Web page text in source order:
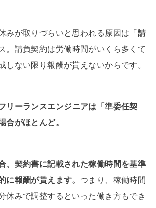
みが取りづらいと思われる原因は「請
。請負契約は労働時間がいくら多くて
しない限り報酬が貰えないからです。
リーランスエンジニアは「準委任契
合がほとんど。
、契約書に記載された稼働時間を基準
に報酬が貰えます。 つまり、稼働時間
休みで調整するといった働き方もでき